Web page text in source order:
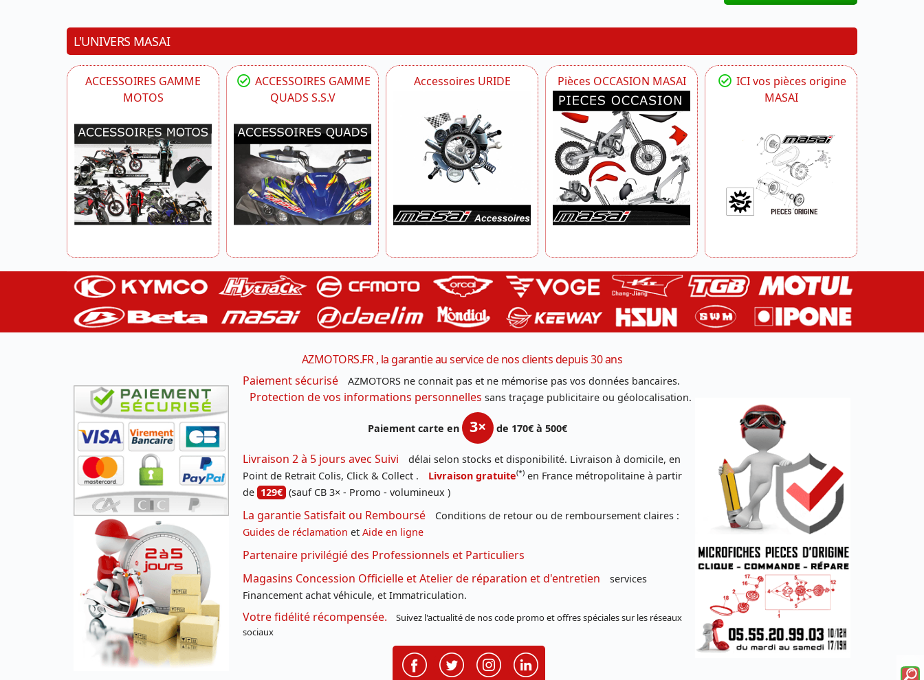
L'UNIVERS MASAI
ACCESSOIRES GAMME
MOTOS
ACCESSOIRES GAMME
QUADS S.S.V
Accessoires URIDE Pièces OCCASION MASAI
ICI vos pièces origine
MASAI
AZMOTORS.FR , la garantie au service de nos clients depuis 30 ans
Paiement sécurisé
AZMOTORS ne connait pas et ne mémorise pas vos données bancaires.
Protection de vos informations personnelles sans traçage publicitaire ou géolocalisation.
Paiement carte en 3× de 170€ à 500€
Livraison 2 à 5 jours avec Suivi
délai selon stocks et disponibilité. Livraison à domicile, en
Point de Retrait Colis, Click & Collect .
Livraison gratuite(*) en France métropolitaine à partir
de 129€ (sauf CB 3× - Promo - volumineux )
La garantie Satisfait ou Remboursé
Conditions de retour ou de remboursement claires :
Guides de réclamation et Aide en ligne
Partenaire privilégié des Professionnels et Particuliers
Magasins Concession Officielle et Atelier de réparation et d'entretien
services
Financement achat véhicule, et Immatriculation.
Votre fidélité récompensée.
Suivez l'actualité de nos code promo et offres spéciales sur les réseaux
sociaux